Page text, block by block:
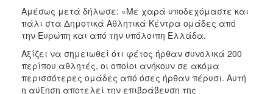
Αμέσως μετά δήλωσε: «Με χαρά υποδεχόμαστε και
πάλι στα Δημοτικά Αθλητικά Κέντρα ομάδες από
την Ευρώπη και από την υπόλοιπη Ελλάδα.
Αξίζει να σημειωθεί ότι φέτος ήρθαν συνολικά 200
περίπου αθλητές, οι οποίοι ανήκουν σε ακόμα
περισσότερες ομάδες από όσες ήρθαν πέρυσι. Αυτή
η αύξηση αποτελεί την επιβράβευση της